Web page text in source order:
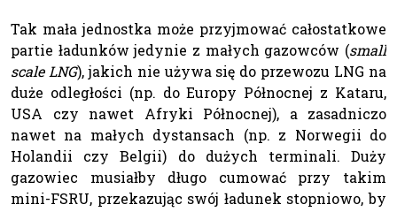
Tak mała jednostka może przyjmować całostatkowe
partie ładunków jedynie z małych gazowców (small
scale LNG), jakich nie używa się do przewozu LNG na
duże odległości (np. do Europy Północnej z Kataru,
USA czy nawet Afryki Północnej), a zasadniczo
nawet na małych dystansach (np. z Norwegii do
Holandii czy Belgii) do dużych terminali. Duży
gazowiec musiałby długo cumować przy takim
mini-FSRU, przekazując swój ładunek stopniowo, by